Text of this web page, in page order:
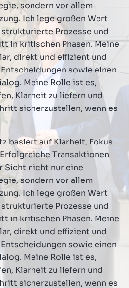
sondern vor allem
Ich lege großen Wert
Prozesse und
in kritischen Phasen. Meine
direkt und effizient und
sowie einen
Meine Rolle ist es,
Klarheit zu liefern und
sicherzustellen, wenn es
basiert auf Klarheit, Fokus
Transaktionen
Sicht nicht nur eine
sondern vor allem
Ich lege großen Wert
Prozesse und
in kritischen Phasen. Meine
direkt und effizient und
sowie einen
Meine Rolle ist es,
Klarheit zu liefern und
sicherzustellen, wenn es